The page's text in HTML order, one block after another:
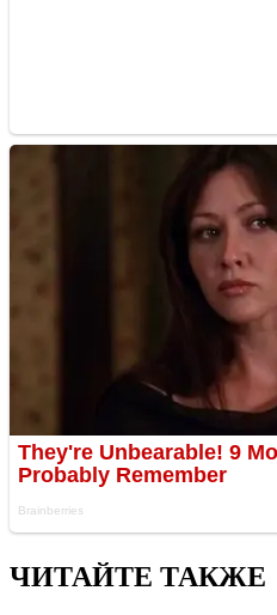
ЧИТАЙТЕ ТАКЖЕ